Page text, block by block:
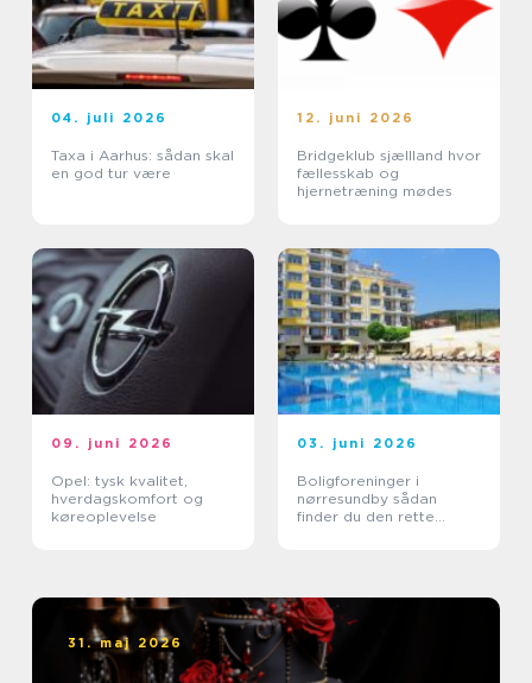
04. juli 2026
Taxa i Aarhus: sådan skal
en god tur være
12. juni 2026
Bridgeklub sjællland hvor
fællesskab og
hjernetræning mødes
09. juni 2026
Opel: tysk kvalitet,
hverdagskomfort og
køreoplevelse
03. juni 2026
Boligforeninger i
nørresundby sådan
finder du den rette
31. maj 2026